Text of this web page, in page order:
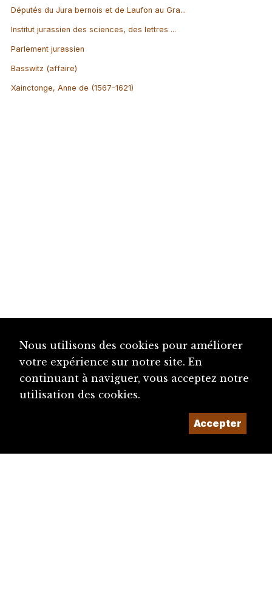
Députés du Jura bernois et de Laufon au Gra...
Institut jurassien des sciences, des lettres ...
Parlement jurassien
Basswitz (affaire)
Xainctonge, Anne de (1567-1621)
diju@diju.ch
Nous utilisons des cookies pour améliorer
votre expérience sur notre site. En
continuant à naviguer, vous acceptez notre
utilisation des cookies.
Accepter